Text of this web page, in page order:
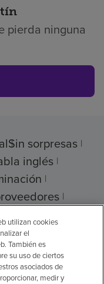
pierda ninguna
Sin sorpresas
inglés
Corporation
utilizan cookies
el
También es
su uso de ciertos
asociados de
medir y